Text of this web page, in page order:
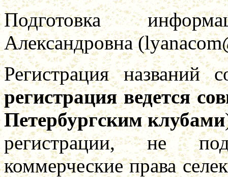
Подготовка
Александровна
Регистрация названий
регистрация ведется
Петербургским клубами
регистрации, не
коммерческие права